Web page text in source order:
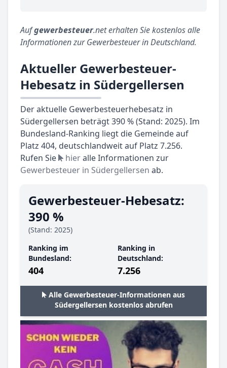
Aufgewerbesteuer.net erhalten Sie kostenlos alle
Informationen zur Gewerbesteuer in Deutschland.
Aktueller Gewerbesteuer-
Hebesatz in Südergellersen
Der aktuelle Gewerbesteuerhebesatz in
Südergellersen beträgt 390 % (Stand: 2025). Im
Bundesland-Ranking liegt die Gemeinde auf
Platz 404, deutschlandweit auf Platz 7.256.
Rufen Sie
hieralle Informationen zur
Gewerbesteuer in Südergellersen ab.
Gewerbesteuer-Hebesatz:
390 %
(Stand: 2025)
Ranking im
Bundesland:
404
Ranking in
Deutschland:
7.256
Alle Gewerbesteuer-Informationen aus
Südergellersen kostenlos abrufen